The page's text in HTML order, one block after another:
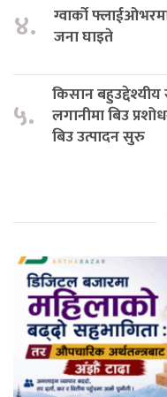
४.
ग्वार्को
जना घाइते
५.
किसान
लगानीमा बिउ
बिउ उत्पादन सुरु